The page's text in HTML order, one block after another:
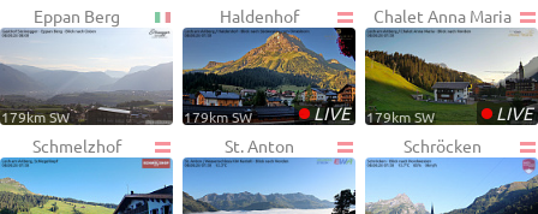
Eppan Berg
179km SW
Haldenhof
•LIVE
179km SW
Chalet Anna Maria
•LIVE
179km SW
Schmelzhof St. Anton Schröcken